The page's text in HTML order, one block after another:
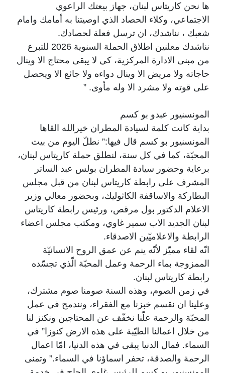
ها نحن كاريتاس لبنان، جهاز بيعتك الراعوي
الاجتماعي، وكلاء الحصاد الذي اوصيتنا به أمامك وامام
شعبك ، نناشدك، ان ترسل فعلة لحصادك.
نناشدك معلنين اطلاق الحملة السنوية 2026 للتبرع
من مبنى الادارة المركزية، كي لا يبقى محتاج الا وينال
حاجاته ولا مريض الا وينال دواءه ولا جائع الا ويحصل
على قوته ولا مشرد الا وله مأوى. ”
المونسنيور عبدو بو كسم
بداية كانت كلمة لسيادة المطران خيرالله القاها
المونسنيور بو كسم قال فيها:” نطلّ اليوم من بيت
المحبّة، كما في كل سنة، لنطلق حملة كاريتاس لبنان،
برعاية وحضور سيادة المطران بولس عبد الساتر
المشرف على رابطة كاريتاس لبنان من قبل مجلس
البطاركة والاساقفة الكاثوليك، وبحضور معالي وزير
الاعلام الدكتور بول مرقص، ورئيس رابطة كاريتاس
لبنان الجديد الاب سمير غاوي، ومكتب مجلس اعضاء
الرابطة والاعلاميّين الاصدقاء.
انّه لقاء مميّز لأنّه ينم عن عمق الروح الانسانيّة
الممزوجة بماء الرحمة وعمل المحبّة الّذي تجسّده
رابطة كاريتاس لبنان.
في زمن الصوم، وهذه السنة صومنا صوم مشترك،
وعلينا ان نقسم خبزنا مع الفقراء، ونندمج في عمل
المحبّة والرحمة علّنا نخفّف عن المحتاجين ونكنز لنا
من خلال اعمالنا الطيّبة على هذه الارض كنوزا” في
السماء. فمال الدنيا يبقى في هذه الدنيا، امّا اعمال
الرحمة والصدقة، تحفر اسماؤنا في السماء.” وتمنى